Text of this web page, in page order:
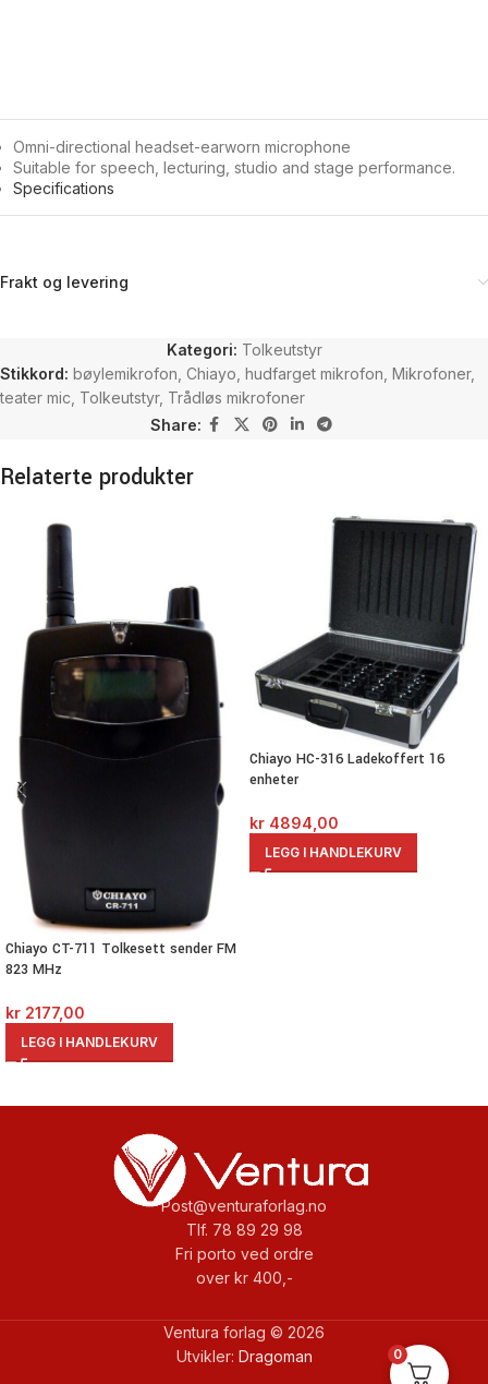
Omni-directional headset-earworn microphone
Suitable for speech, lecturing, studio and stage performance.
Specifications
Frakt og levering
Kategori: Tolkeutstyr
Stikkord: bøylemikrofon Chiayo hudfarget mikrofon Mikrofoner,
teater mic Tolkeutstyr, Trådløs mikrofoner
Share:
Relaterte produkter
Chiayo CT-711 Tolkesett sender FM
823 MHz
kr 2177,00
LEGG I HANDLEKURV
Chiayo HC-316 Ladekoffert 16
enheter
kr 4894,00
LEGG I HANDLEKURV
Post@venturaforlag.no
Tlf. 78 89 29 98
Fri porto ved ordre
over kr 400,-
Ventura forlag © 2026
Utvikler: Dragoman 0